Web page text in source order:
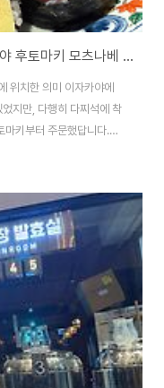
신중동역 부천시청역 사이 의미 이자카야 후토마키 모츠나베 복어튀김
위치한 의미 이자카야에
지만, 다행히 다찌석에 착
키부터 주문했답니다.후
토마키는 이자카야의 시
에 넣어야 제맛이라는 말,
어우러져 입안 가득 행복
정도로 매력적이에요. 첫
모츠나베는 뜨끈하고 깊